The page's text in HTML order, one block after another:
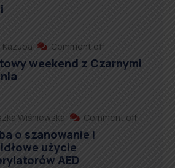
Kazuba Comment off
weekend z Czarnymi
Wiśniewska Comment off
o szanowanie i
użycie
AED